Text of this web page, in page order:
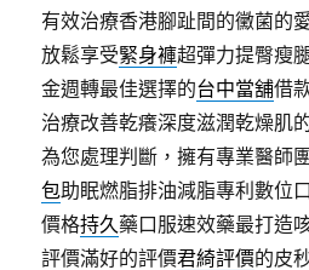
有效治療香港腳趾間的黴菌的
放鬆享受緊身褲超彈力提臀瘦
金週轉最佳選擇的台中當舖借
治療改善乾癢深度滋潤乾燥肌
為您處理判斷，擁有專業醫師
包助眠燃脂排油減脂專利數位
價格持久藥口服速效藥最打造
評價滿好的評價君綺評價的皮